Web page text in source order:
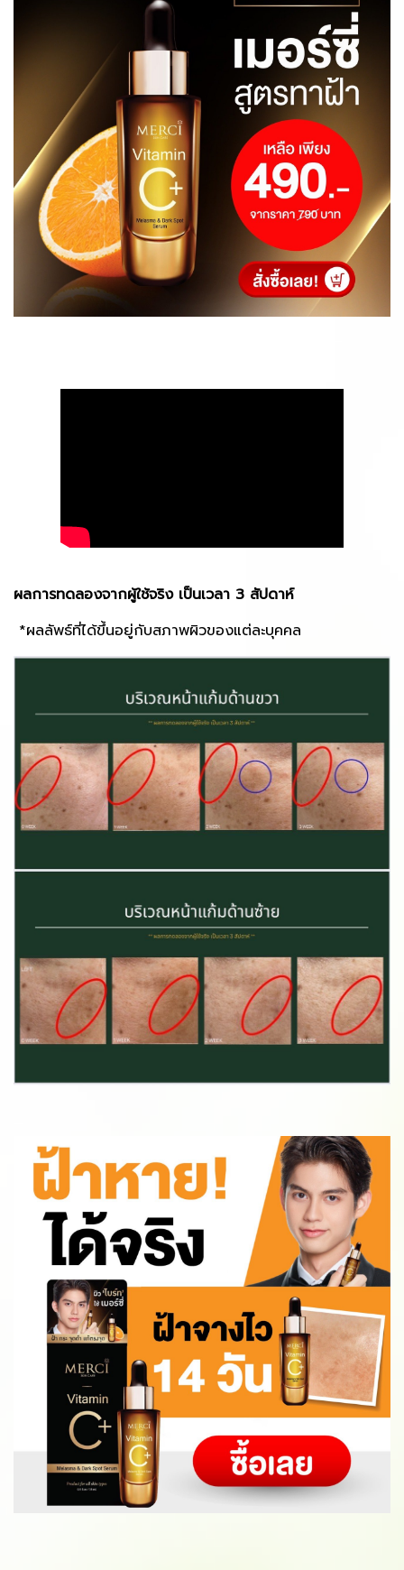
ผลการทดลองจากผู้ใช้จริง เป็นเวลา 3 สัปดาห์
*ผลลัพธ์ที่ได้ขึ้นอยู่กับสภาพผิวของแต่ละบุคคล